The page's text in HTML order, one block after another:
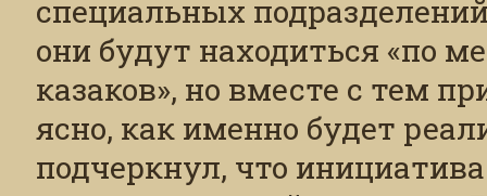
специальных
они будут находиться «по
казаков», но вместе с тем
ясно, как именно будет
подчеркнул, что